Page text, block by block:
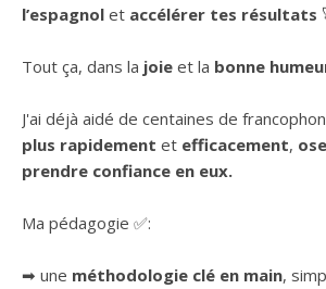
l’espagnol et accélérer tes résultats
Tout ça, dans la joie et la bonne
J'ai déjà aidé de centaines de
plus rapidement et efficacement,
prendre confiance en eux.
Ma pédagogie ✅:
➡ une méthodologie clé en main,